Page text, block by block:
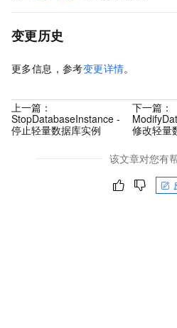
变更历史
更多信息，参考变更详情。
上一篇：
StopDatabaseInstance -
停止轻量数据库实例
下一篇：
修改轻量
该文章对您有